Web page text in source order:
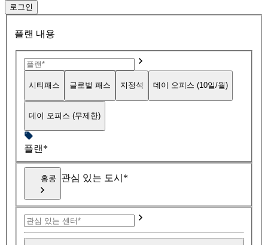
로그인
플랜 내용
시티패스 글로벌 패스 지정석 데이 오피스 (10일/월)
데이 오피스 (무제한)
플랜*
홍콩 관심 있는 도시*